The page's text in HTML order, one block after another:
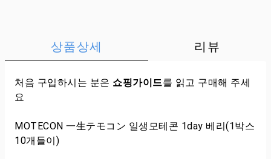
상품상세 리뷰
처음 구입하시는 분은 쇼핑가이드를 읽고 구매해 주세
요
MOTECON 一生テモコン 일생모테콘 1day 베리(1박스
10개들이)